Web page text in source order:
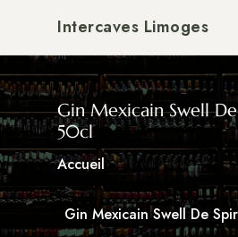
Intercaves Limoges
Gin Mexicain Swell
50cl
Accueil
Gin Mexicain Swell De